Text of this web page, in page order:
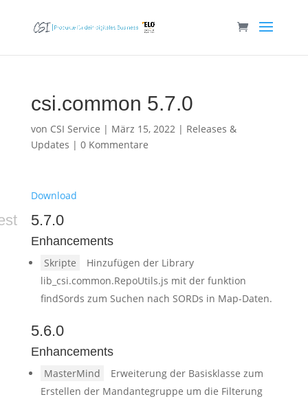
csi.common 5.7.0
von CSI Service | März 15, 2022| Releases &
Updates | 0 Kommentare
Download
5.7.0
Enhancements
Skripte
Hinzufügen der Library
lib_csi.common.RepoUtils.js mit der funktion
findSords zum Suchen nach SORDs in Map-Daten.
5.6.0
Enhancements
MasterMind
Erweiterung der Basisklasse zum
Erstellen der Mandantegruppe um die Filterung